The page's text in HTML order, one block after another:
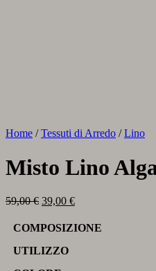
Home / Tessuti di Arredo / Lino
Misto Lino
59,00€ Il
originale
59,00 €.
39,00 €Il
attuale
COMPOSIZIONE
UTILIZZO